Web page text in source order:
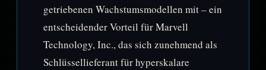
getriebenen Wachstumsmodellen mit – ein
entscheidender Vorteil für Marvell
Technology, Inc., das sich zunehmend als
Schlüssellieferant für hyperskalare